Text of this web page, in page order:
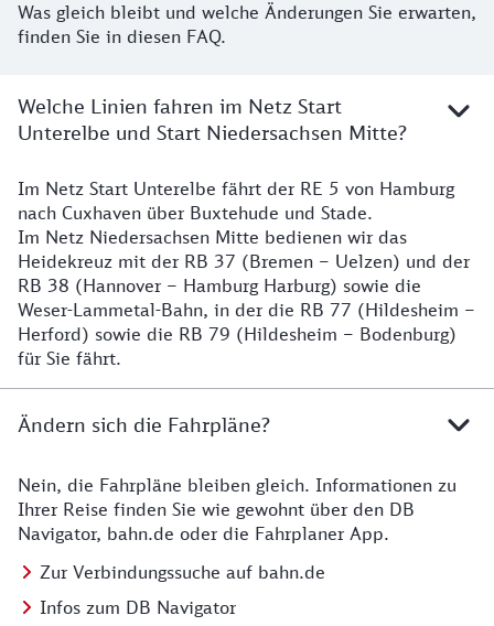
Was gleich bleibt und welche Änderungen Sie erwarten,
finden Sie in diesen FAQ.
Welche Linien fahren im Netz Start
Unterelbe und Start Niedersachsen Mitte?
Details
Im Netz Start Unterelbe fährt der RE 5 von Hamburg
nach Cuxhaven über Buxtehude und Stade.
Im Netz Niedersachsen Mitte bedienen wir das
Heidekreuz mit der RB 37 (Bremen – Uelzen) und der
RB 38 (Hannover – Hamburg Harburg) sowie die
Weser-Lammetal-Bahn, in der die RB 77 (Hildesheim –
Herford) sowie die RB 79 (Hildesheim – Bodenburg)
für Sie fährt.
Ändern sich die Fahrpläne?
Details zu den Fahrplänen
Nein, die Fahrpläne bleiben gleich. Informationen zu
Ihrer Reise finden Sie wie gewohnt über den DB
Navigator, bahn.de oder die Fahrplaner App.
Zur Verbindungssuche auf bahn.de
Infos zum DB Navigator